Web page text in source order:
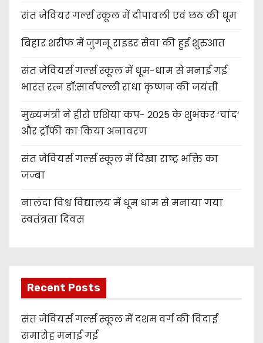
संत जेवियर गर्ल्स स्कूल में दीपावली एवं छठ की धूम
बिहार शरीफ में जुगनू राइडर सेवा की हुई शुरुआत
संत जेवियर्स गर्ल्स स्कूल में धूम-धाम से मनाई गई
भारत रत्न डॉ:सार्वपल्ली राधा कृष्णन की जयंती
मुख्यमंत्री ने हीरो एशिया कप- 2025 के शुभंकर ‘चांद’
और ट्रॉफी का किया अनावरण
संत जेवियर्स गर्ल्स स्कूल में दिखा राष्ट्र भक्ति का
जज्बा
नालंदा विश्व विद्यालय में धूम धाम से मनाया गया
स्वतंत्रता दिवस
Recent Posts
संत जेवियर्स गर्ल्स स्कूल में दशम वर्ग की विदाई
समारोह मनाई गई